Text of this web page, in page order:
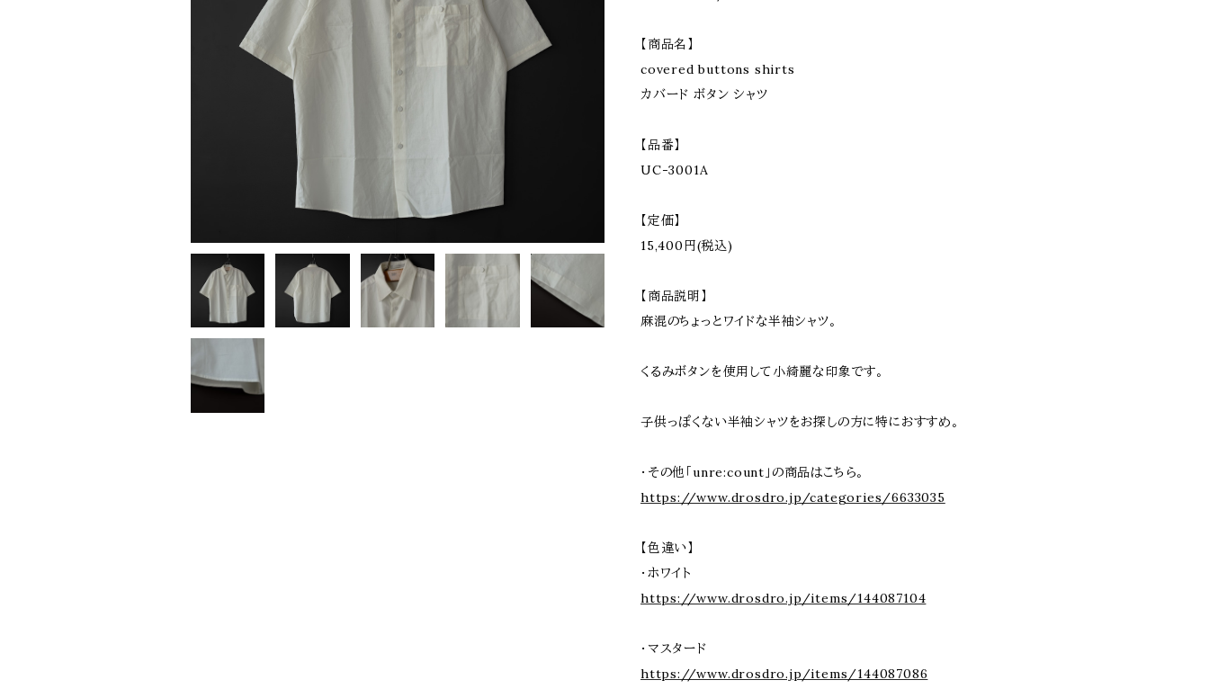
【商品名】
covered buttons shirts
カバード ボタン シャツ
【品番】
UC-3001A
【定価】
15,400円(税込)
【商品説明】
麻混のちょっとワイドな半袖シャツ。
くるみボタンを使用して小綺麗な印象です。
子供っぽくない半袖シャツをお探しの方に特におすすめ。
・その他「unre:count」の商品はこちら。
https://www.drosdro.jp/categories/6633035
【色違い】
・ホワイト
https://www.drosdro.jp/items/144087104
・マスタード
https://www.drosdro.jp/items/144087086